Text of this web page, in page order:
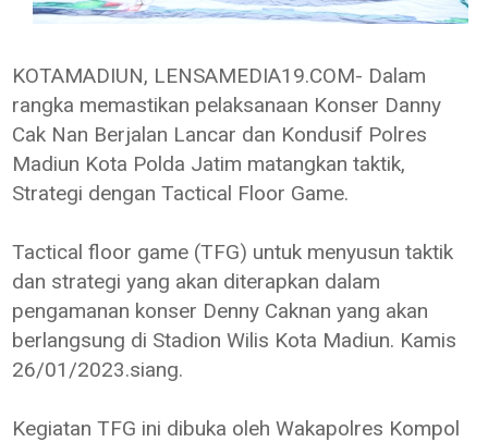
KOTAMADIUN, LENSAMEDIA19.COM- Dalam
rangka memastikan pelaksanaan Konser Danny
Cak Nan Berjalan Lancar dan Kondusif Polres
Madiun Kota Polda Jatim matangkan taktik,
Strategi dengan Tactical Floor Game.
Tactical floor game (TFG) untuk menyusun taktik
dan strategi yang akan diterapkan dalam
pengamanan konser Denny Caknan yang akan
berlangsung di Stadion Wilis Kota Madiun. Kamis
26/01/2023.siang.
Kegiatan TFG ini dibuka oleh Wakapolres Kompol